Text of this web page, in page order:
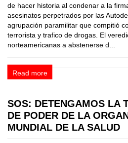
de hacer historia al condenar a la
asesinatos perpetrados por las
agrupación paramilitar que compitió
terrorista y trafico de drogas. El
norteamericanas a abstenerse d...
Read more
SOS: DETENGAMOS LA
DE PODER DE LA
MUNDIAL DE LA SALUD